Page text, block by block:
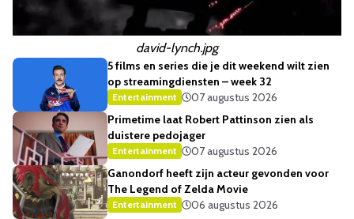
david-lynch.jpg
5 films en series die je dit weekend wilt zien
op streamingdiensten – week 32
Entertainment
07 augustus 2026
Primetime laat Robert Pattinson zien als
duistere pedojager
Entertainment
07 augustus 2026
Ganondorf heeft zijn acteur gevonden voor
The Legend of Zelda Movie
Entertainment
06 augustus 2026